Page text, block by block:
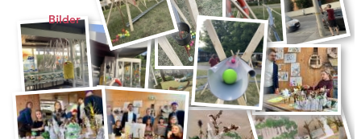
Bilder